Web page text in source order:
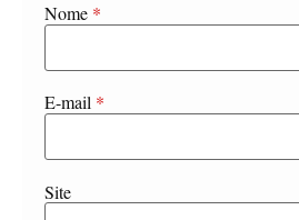
Nome *
E-mail *
Site